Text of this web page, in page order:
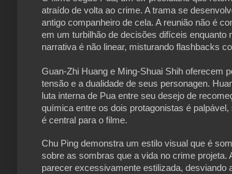
atraído de volta ao crime. A trama se
antigo companheiro de cela. A reunião não é
em um turbilhão de decisões difíceis enquanto
narrativa é não linear, misturando flashbacks
Guan-Zhi Huang e Ming-Shuai Shih oferecem
tensão e a dualidade de seus personagen.
luta interna de Pua entre seu desejo de
química entre os dois protagonistas é
é central para o filme.
Chu Ping demonstra um estilo visual que é
sobre as sombras que a vida no crime
parecer excessivamente estilizada, desviando